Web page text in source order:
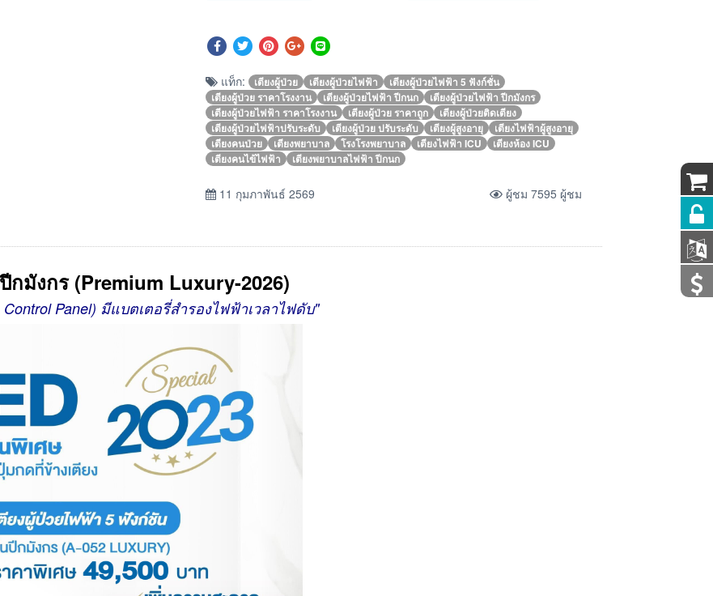
แท็ก: เตียงผู้ป่วย เตียงผู้ป่วยไฟฟ้า
เตียงผู้ป่วยไฟฟ้า 5 ฟังก์ชั่น
เตียงผู้ป่วย ราคาโรงงาน
เตียงผู้ป่วยไฟฟ้า ปีกนก
เตียงผู้ป่วยไฟฟ้า ปีกมังกร
เตียงผู้ป่วยไฟฟ้า ราคาโรงงาน
เตียงผู้ป่วย ราคาถูก
เตียงผู้ป่วยติดเตียง
เตียงผู้ป่วยไฟฟ้าปรับระดับ
เตียงผู้ป่วย ปรับระดับ เตียงผู้สูงอายุ
เตียงไฟฟ้าผู้สูงอายุ
เตียงคนป่วย
เตียงพยาบาล โรงโรงพยาบาล เตียงไฟฟ้า ICU
เตียงห้อง ICU
เตียงคนไข้ไฟฟ้า
เตียงพยาบาลไฟฟ้า ปีกนก
11 กุมภาพันธ์ 2569 ผู้ชม 7595 ผู้ชม
กมังกร (Premium Luxury-2026)
Panel) มีแบตเตอรี่สำรองไฟฟ้าเวลาไฟดับ"